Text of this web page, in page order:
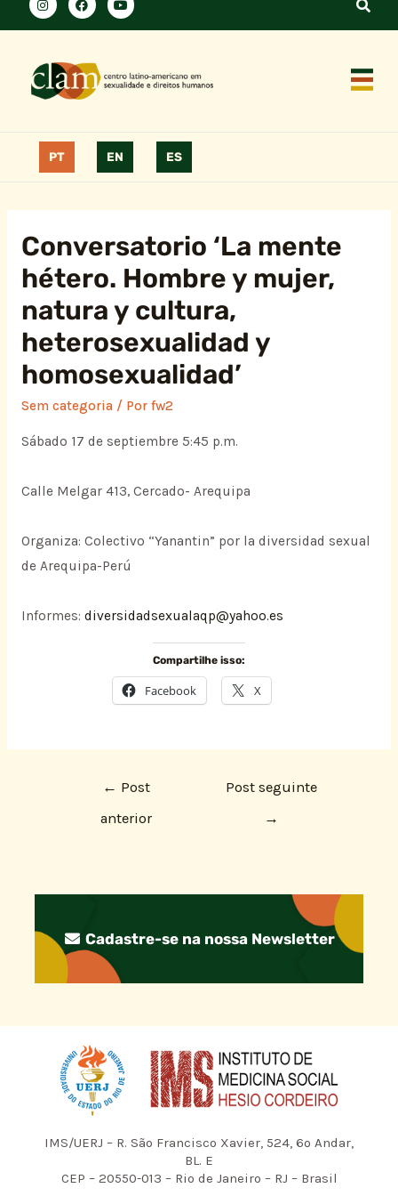
PT EN ES
Conversatorio ‘La mente
hétero. Hombre y mujer,
natura y cultura,
heterosexualidad y
homosexualidad’
Sem categoria/ Por fw2
Sábado 17 de septiembre 5:45 p.m.
Calle Melgar 413, Cercado- Arequipa
Organiza: Colectivo “Yanantin” por la diversidad sexual
de Arequipa-Perú
Informes: diversidadsexualaqp@yahoo.es
Compartilhe isso:
Facebook X
← Post
anterior
Post seguinte
→
Cadastre-se na nossa Newsletter
IMS/UERJ – R. São Francisco Xavier, 524, 6º Andar,
BL. E
CEP – 20550-013 – Rio de Janeiro – RJ – Brasil